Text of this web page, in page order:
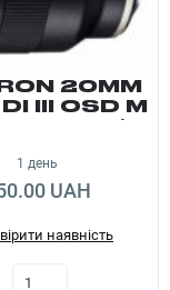
20MM
III OSD M
1 день
UAH
наявність